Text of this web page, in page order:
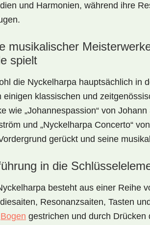
und Harmonien, während ihre
musikalischer
spielt
die Nyckelharpa hauptsächlich in
einigen klassischen und
wie „Johannespassion“ von
und „Nyckelharpa Concerto“
gerückt und seine
in die
besteht aus einer Reihe
Resonanzsaiten, Tasten
Bogen gestrichen und durch